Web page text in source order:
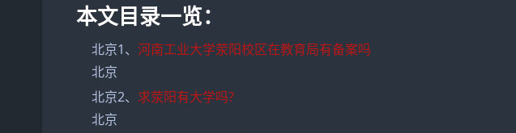
本文目录一览：
北京1、河南工业大学荥阳校区在教育局有备案吗
北京
北京2、 求荥阳有大学吗?
北京